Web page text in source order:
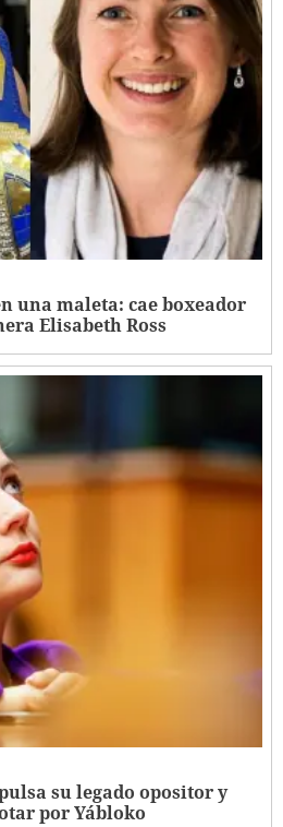
una maleta: cae boxeador
Elisabeth Ross
su legado opositor y
por Yábloko